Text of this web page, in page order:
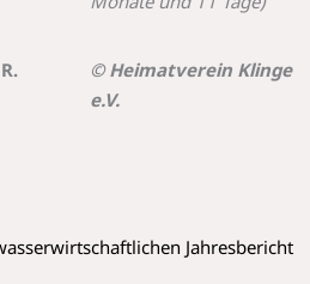
© Heimatverein Klinge
e.V.
Jahresbericht